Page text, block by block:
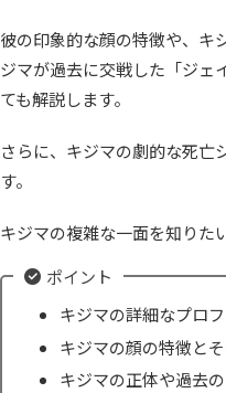
彼の印象的な顔の特徴や、キ
ジマが過去に交戦した「ジェ
ても解説します。
さらに、キジマの劇的な死亡
す。
キジマの複雑な一面を知りた
ポイント
キジマの詳細なプロ
キジマの顔の特徴と
キジマの正体や過去